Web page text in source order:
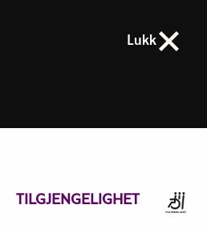
Lukk
TILGJENGELIGHET